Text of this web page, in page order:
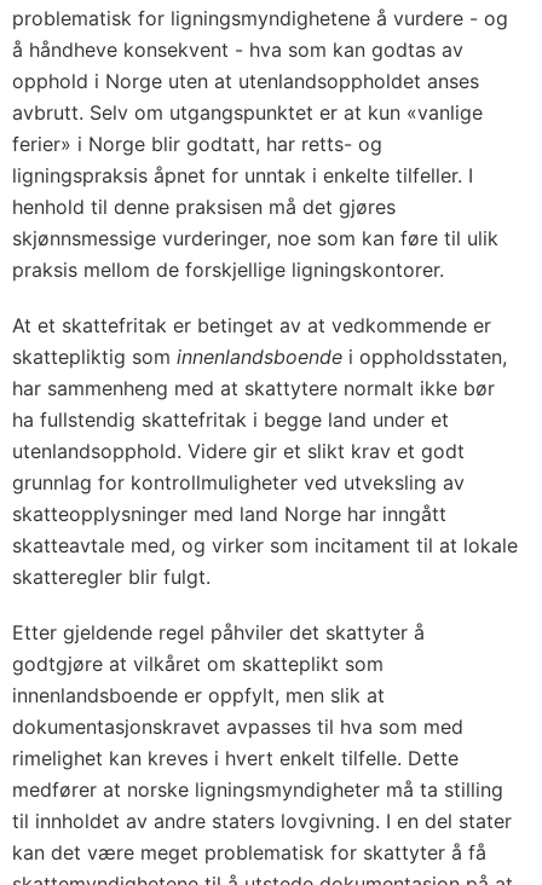
problematisk for ligningsmyndighetene å vurdere - og
å håndheve konsekvent - hva som kan godtas av
opphold i Norge uten at utenlandsoppholdet anses
avbrutt. Selv om utgangspunktet er at kun «vanlige
ferier» i Norge blir godtatt, har retts- og
ligningspraksis åpnet for unntak i enkelte tilfeller. I
henhold til denne praksisen må det gjøres
skjønnsmessige vurderinger, noe som kan føre til ulik
praksis mellom de forskjellige ligningskontorer.
At et skattefritak er betinget av at vedkommende er
skattepliktig som innenlandsboende i oppholdsstaten,
har sammenheng med at skattytere normalt ikke bør
ha fullstendig skattefritak i begge land under et
utenlandsopphold. Videre gir et slikt krav et godt
grunnlag for kontrollmuligheter ved utveksling av
skatteopplysninger med land Norge har inngått
skatteavtale med, og virker som incitament til at lokale
skatteregler blir fulgt.
Etter gjeldende regel påhviler det skattyter å
godtgjøre at vilkåret om skatteplikt som
innenlandsboende er oppfylt, men slik at
dokumentasjonskravet avpasses til hva som med
rimelighet kan kreves i hvert enkelt tilfelle. Dette
medfører at norske ligningsmyndigheter må ta stilling
til innholdet av andre staters lovgivning. I en del stater
kan det være meget problematisk for skattyter å få